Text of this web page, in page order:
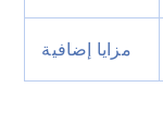
مزايا إضافية